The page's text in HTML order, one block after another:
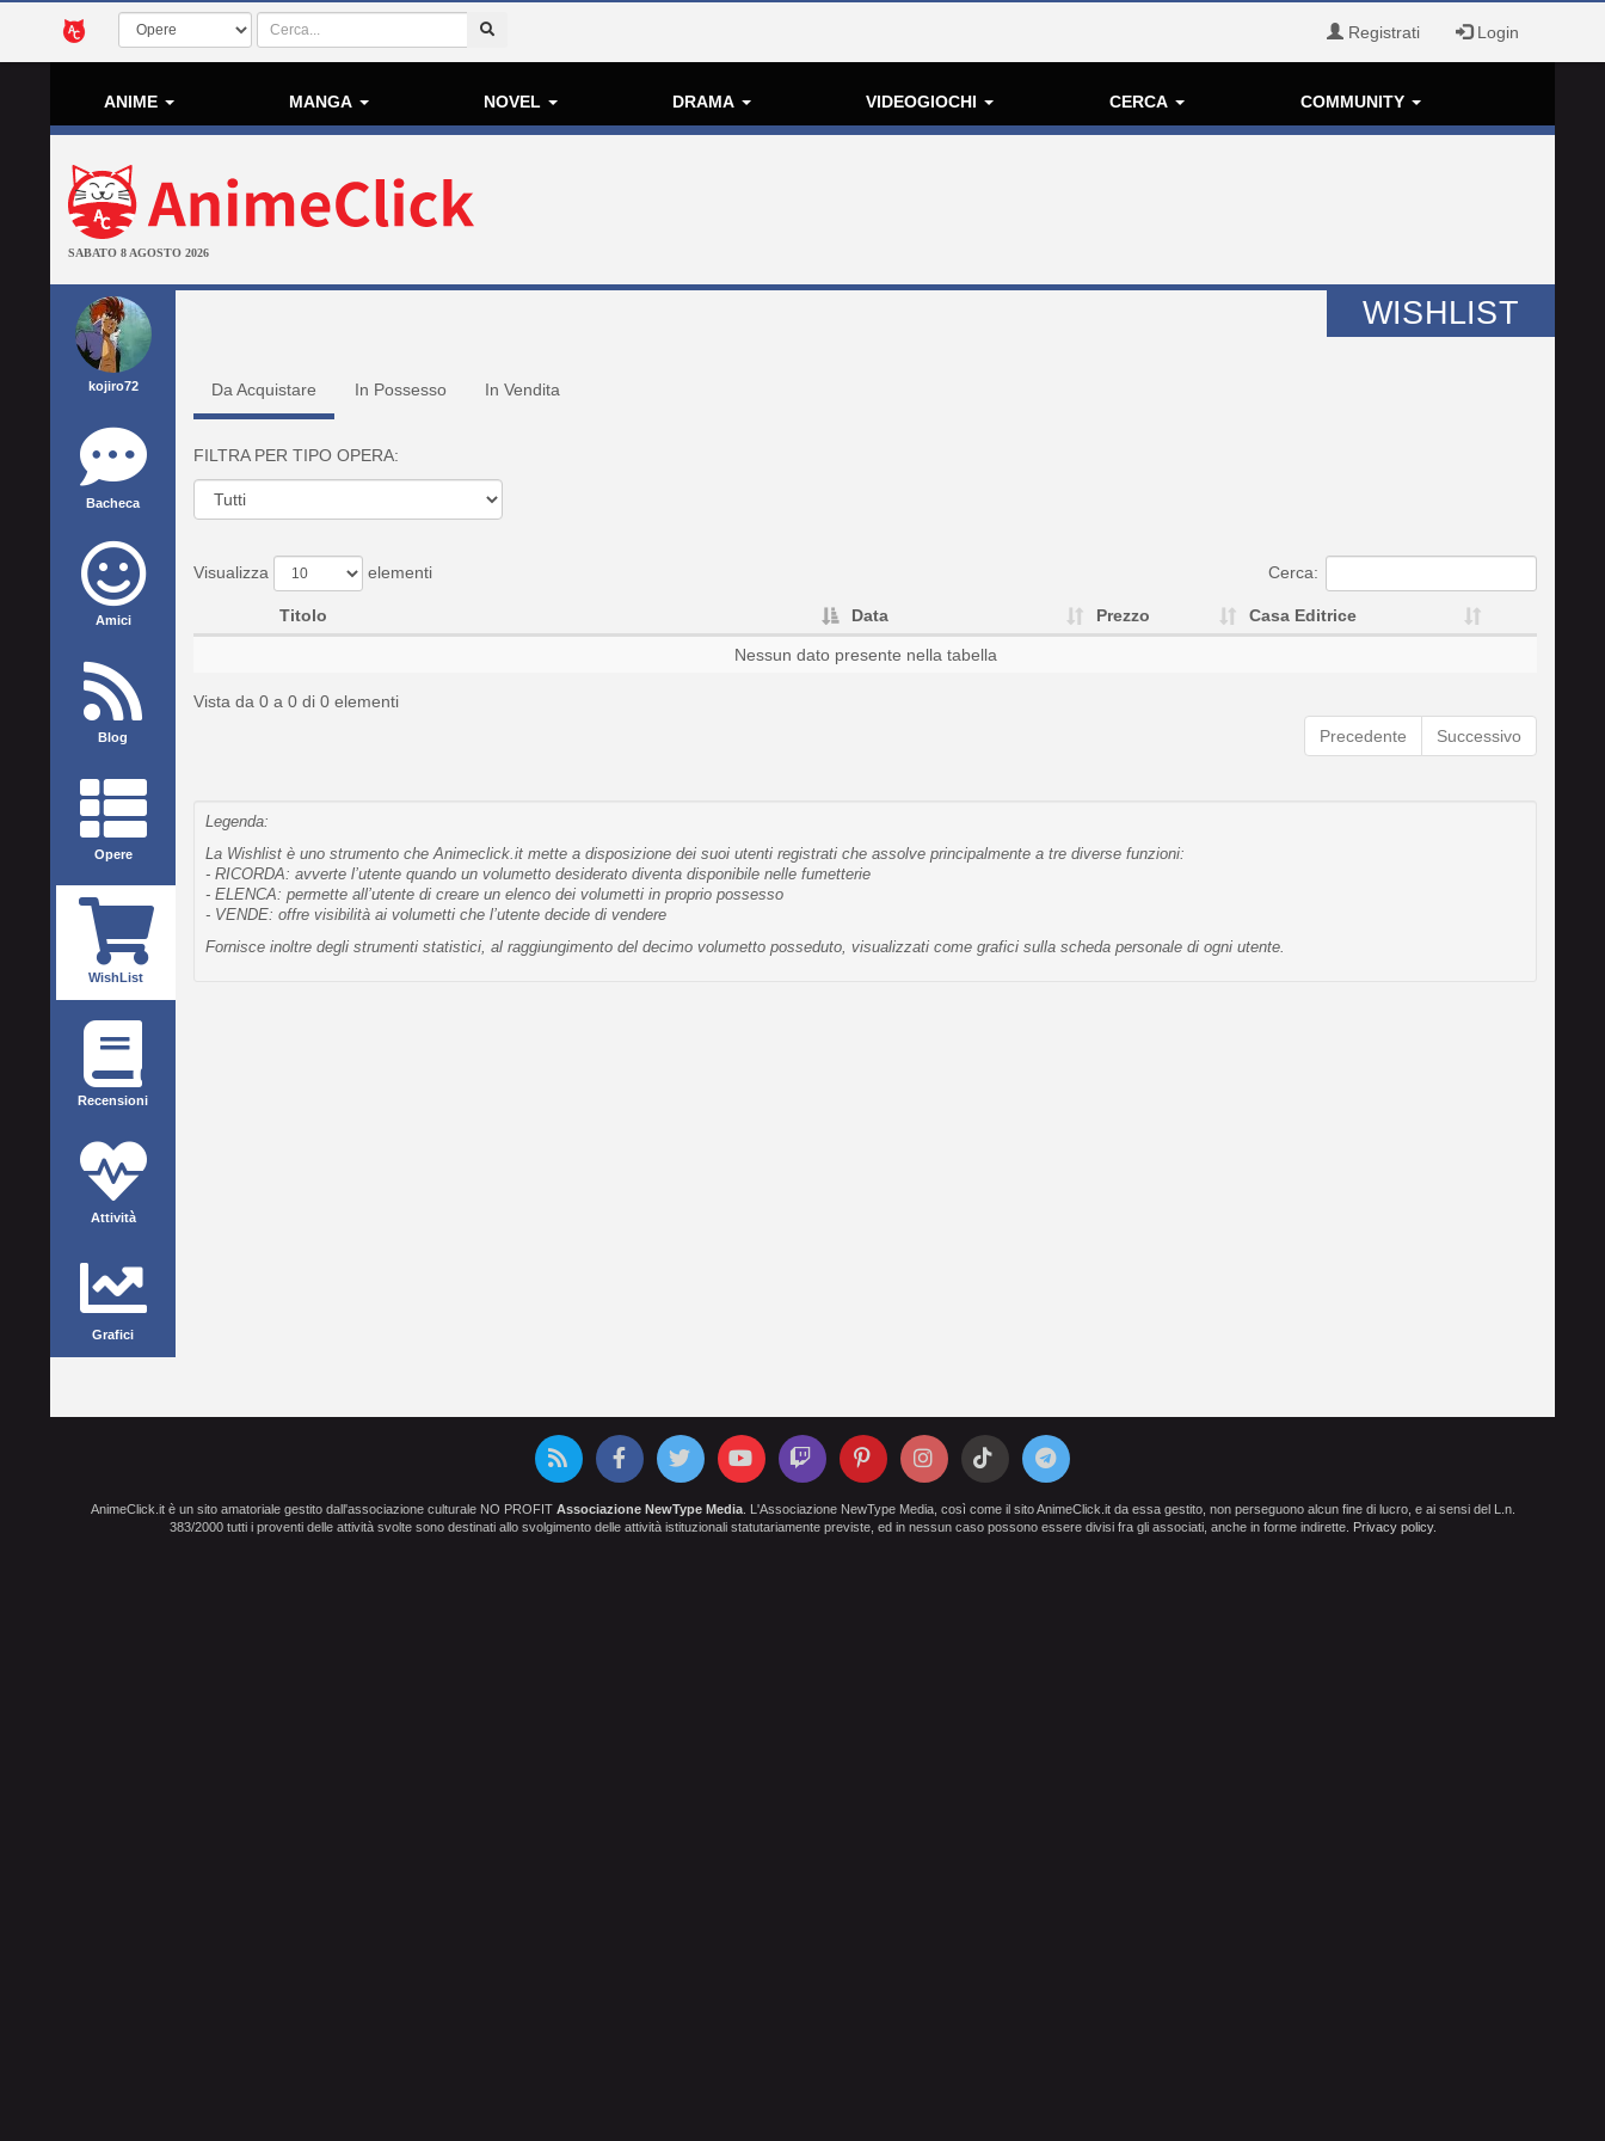
Registrati Login
ANIME MANGA NOVEL DRAMA VIDEOGIOCHI CERCA COMMUNITY
SABATO 8 AGOSTO 2026
kojiro72
Bacheca
Amici
Blog
Opere
WishList
Recensioni
Attività
Grafici
WISHLIST
Da Acquistare In Possesso In Vendita
FILTRA PER TIPO OPERA:
Visualizza elementi Cerca:
Titolo Data Prezzo Casa Editrice
Nessun dato presente nella tabella
Vista da 0 a 0 di 0 elementi
Precedente
Successivo
Legenda:
La Wishlist è uno strumento che Animeclick.it mette a disposizione dei suoi utenti registrati che assolve principalmente a tre diverse funzioni:
- RICORDA: avverte l’utente quando un volumetto desiderato diventa disponibile nelle fumetterie
- ELENCA: permette all’utente di creare un elenco dei volumetti in proprio possesso
- VENDE: offre visibilità ai volumetti che l’utente decide di vendere
Fornisce inoltre degli strumenti statistici, al raggiungimento del decimo volumetto posseduto, visualizzati come grafici sulla scheda personale di ogni utente.
AnimeClick.it è un sito amatoriale gestito dall'associazione culturale NO PROFIT Associazione NewType Media. L'Associazione NewType Media, così come il sito AnimeClick.it da essa gestito, non perseguono alcun fine di lucro, e ai sensi del L.n.
383/2000 tutti i proventi delle attività svolte sono destinati allo svolgimento delle attività istituzionali statutariamente previste, ed in nessun caso possono essere divisi fra gli associati, anche in forme indirette. Privacy policy.